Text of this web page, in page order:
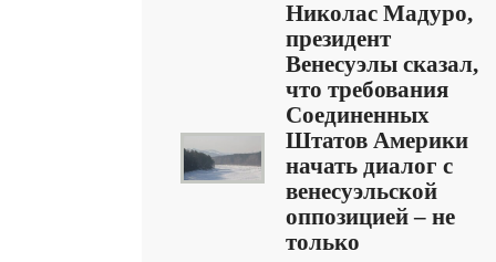
Николас Мадуро,
президент
Венесуэлы сказал,
что требования
Соединенных
Штатов Америки
начать диалог с
венесуэльской
оппозицией – не
только